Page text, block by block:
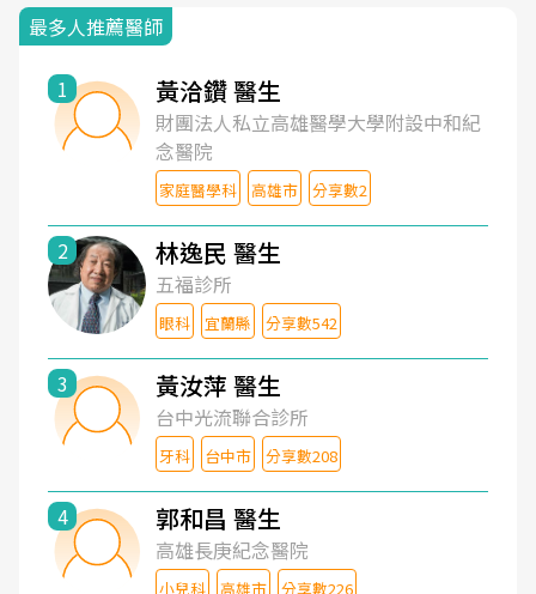
最多人推薦醫師
1 黃洽鑽 醫生
財團法人私立高雄醫學大學附設中和紀
念醫院
家庭醫學科 高雄市 分享數2
2 林逸民 醫生
五福診所
眼科 宜蘭縣 分享數542
3 黃汝萍 醫生
台中光流聯合診所
牙科 台中市 分享數208
4 郭和昌 醫生
高雄長庚紀念醫院
小兒科 高雄市 分享數226